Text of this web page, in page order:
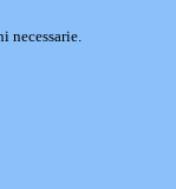
necessarie.